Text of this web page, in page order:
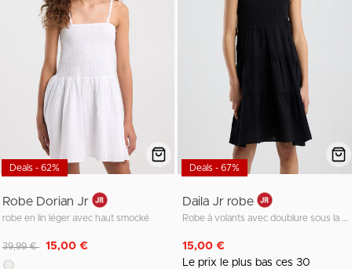
Deals - 62%
Robe Dorian Jr
robe en lin léger avec haut smocké
Remise de
39,99 € 15,00 €
Deals - 67%
Daila Jr robe
15,00 €
Le prix le plus bas ces 30